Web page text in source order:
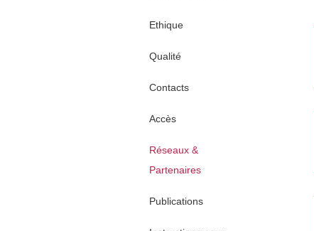
Ethique
Qualité
Contacts
Accès
Réseaux &
Partenaires
Publications